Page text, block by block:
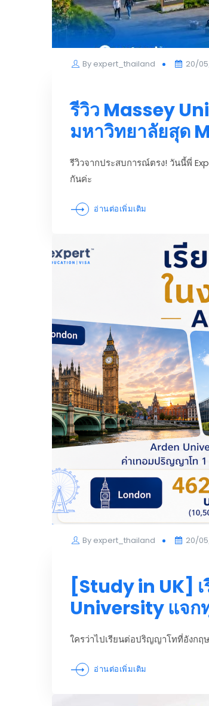
By expert_thailand 20/
รีวิว Massey
มหาวิทยาลัยสุด
รีวิวจากประสบการณ์ตรง! วันนี้พี่
กันค่ะ
อ่านต่อเพิ่มเติม
By expert_thailand 20/
[Study in UK]
University แจก
ใครว่าไปเรียนต่อปริญญาโทที่อังกฤ
อ่านต่อเพิ่มเติม